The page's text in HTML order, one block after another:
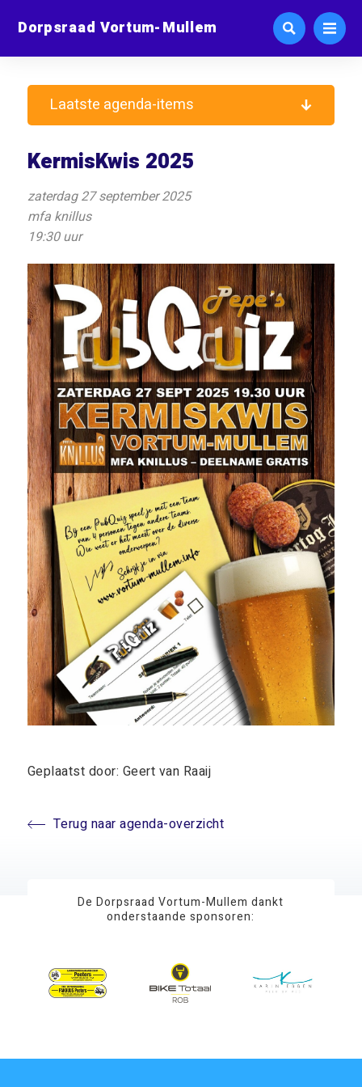
Dorpsraad Vortum-Mullem
KermisKwis 2025
zaterdag 27 september 2025
mfa knillus
19:30 uur
Geplaatst door: Geert van Raaij
Terug naar agenda-overzicht
Laatste agenda-items
De Dorpsraad Vortum-Mullem dankt
onderstaande sponsoren: